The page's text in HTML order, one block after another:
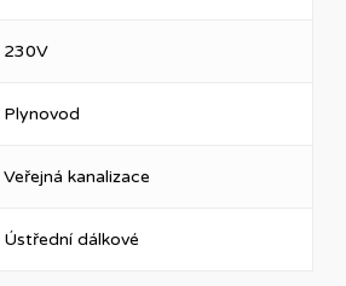
230V
Plynovod
Veřejná kanalizace
Ústřední dálkové